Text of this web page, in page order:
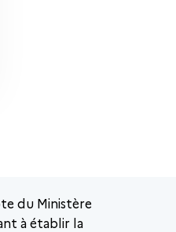
du Ministère
à établir la